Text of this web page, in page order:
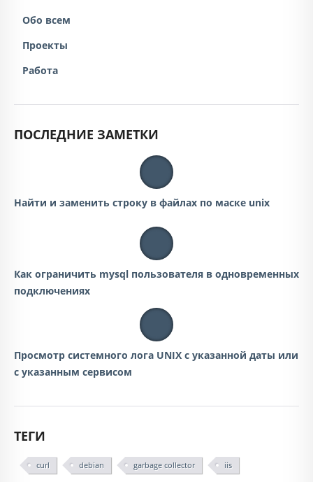
Обо всем
Проекты
Работа
ПОСЛЕДНИЕ ЗАМЕТКИ
Найти и заменить строку в файлах по маске unix
Как ограничить mysql пользователя в одновременных
подключениях
Просмотр системного лога UNIX с указанной даты или
с указанным сервисом
ТЕГИ
curl debian garbage collector iis